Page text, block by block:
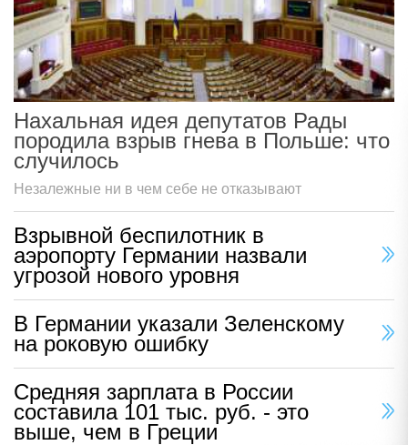
Нахальная идея депутатов Рады
породила взрыв гнева в Польше: что
случилось
Незалежные ни в чем себе не отказывают
Взрывной беспилотник в
аэропорту Германии назвали
угрозой нового уровня
В Германии указали Зеленскому
на роковую ошибку
Средняя зарплата в России
составила 101 тыс. руб. - это
выше, чем в Греции